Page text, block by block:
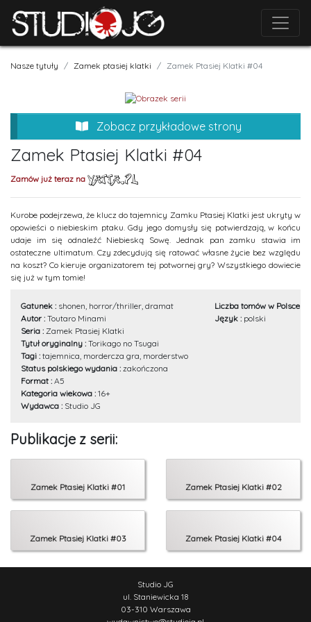
Nasze tytuły Zamek ptasiej klatki Zamek Ptasiej Klatki #04
Zobacz przykładowe strony
Zamek Ptasiej Klatki #04
Zamów już teraz na
Kurobe podejrzewa, że klucz do tajemnicy Zamku Ptasiej Klatki jest ukryty w
opowieści o niebieskim ptaku. Gdy jego domysły się potwierdzają, w końcu
udaje im się odnaleźć Niebieską Sowę. Jednak pan zamku stawia im
ostateczne ultimatum. Czy zdecydują się ratować własne życie bez względu
na koszt? Co kieruje organizatorem tej potwornej gry? Wszystkiego dowiecie
się już w tym tomie!
Gatunek : shonen, horror/thriller, dramat
Autor : Toutaro Minami
Seria : Zamek Ptasiej Klatki
Tytuł oryginalny : Torikago no Tsugai
Tagi : tajemnica, mordercza gra, morderstwo
Status polskiego wydania : zakończona
Format : A5
Kategoria wiekowa : 16+
Wydawca : Studio JG
Liczba tomów w Polsce :
Język : polski
Publikacje z serii:
Zamek Ptasiej Klatki #01 Zamek Ptasiej Klatki #02
Zamek Ptasiej Klatki #03 Zamek Ptasiej Klatki #04
Studio JG
ul. Staniewicka 18
03-310 Warszawa